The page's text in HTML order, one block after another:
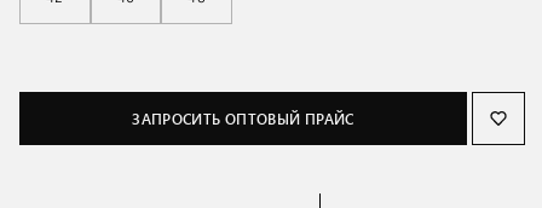
ЗАПРОСИТЬ ОПТОВЫЙ ПРАЙС